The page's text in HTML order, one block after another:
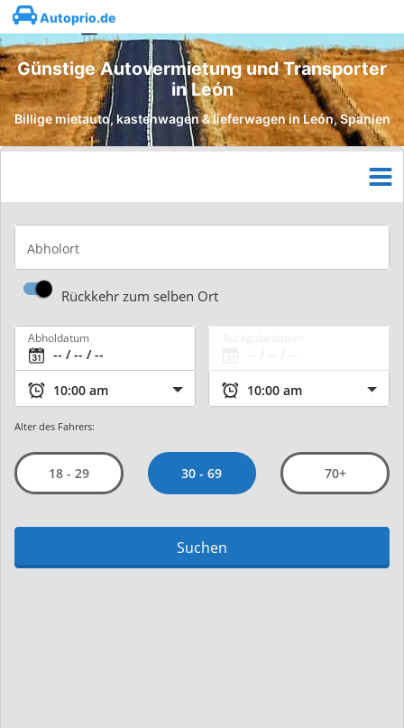
Autoprio.de
Günstige Autovermietung und Transporter
in León
Billige mietauto, kastenwagen & lieferwagen in León, Spanien
Abholort
Rückkehr zum selben Ort
Abholdatum
Alter des Fahrers:
18 - 29 30 - 69 70+
Suchen